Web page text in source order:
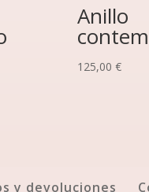
Anillo
125,00€
y devoluciones